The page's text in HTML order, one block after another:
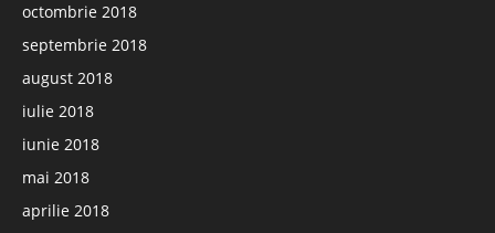
octombrie 2018
septembrie 2018
august 2018
iulie 2018
iunie 2018
mai 2018
aprilie 2018